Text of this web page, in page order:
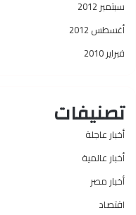
سبتمبر 2012
أغسطس 2012
فبراير 2010
تصنيفات
أخبار عاجلة
أخبار عالمية
أخبار مصر
اقتصاد